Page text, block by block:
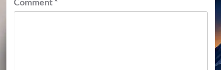
Comment*